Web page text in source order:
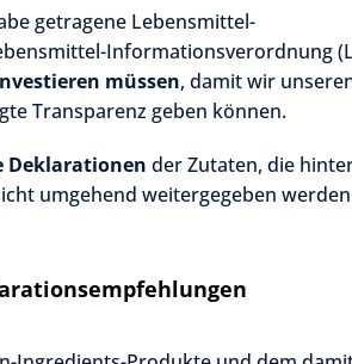
getragene Lebensmittel-
Informationsverordnung
müssen, damit wir
Transparenz geben können.
Deklarationen der Zutaten, die
umgehend weitergegeben